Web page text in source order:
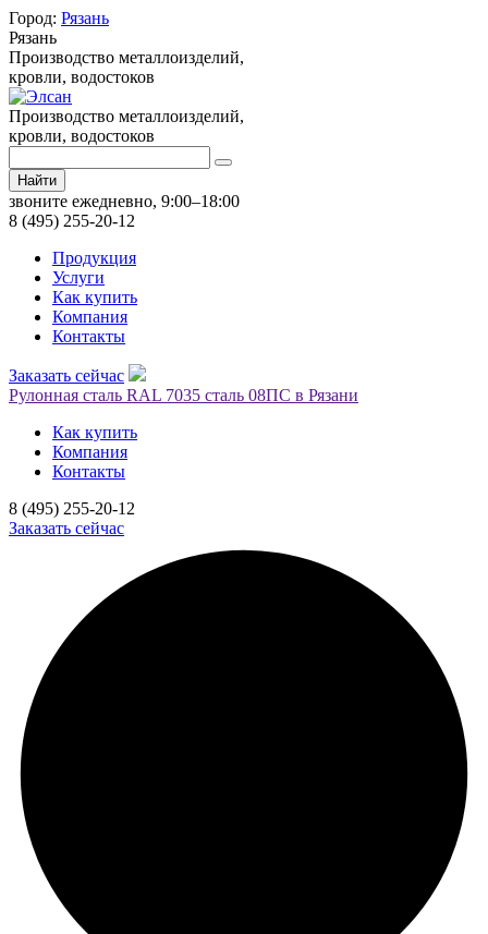
Город: Рязань
Рязань
Производство металлоизделий,
кровли, водостоков
Производство металлоизделий,
кровли, водостоков
Найти
звоните ежедневно, 9:00–18:00
8 (495) 255-20-12
Продукция
Услуги
Как купить
Компания
Контакты
Заказать сейчас
Рулонная сталь RAL 7035 сталь 08ПС в Рязани
Как купить
Компания
Контакты
8 (495) 255-20-12
Заказать сейчас